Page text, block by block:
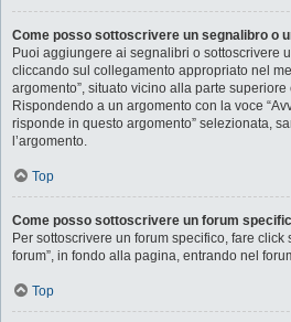
Come posso sottoscrivere un segnalibro o
Puoi aggiungere ai segnalibri o sottoscrivere
cliccando sul collegamento appropriato nel
argomento”, situato vicino alla parte
Rispondendo a un argomento con la voce
risponde in questo argomento” selezionata,
l’argomento.
Top
Come posso sottoscrivere un forum
Per sottoscrivere un forum specifico, fare click
forum”, in fondo alla pagina, entrando nel
Top